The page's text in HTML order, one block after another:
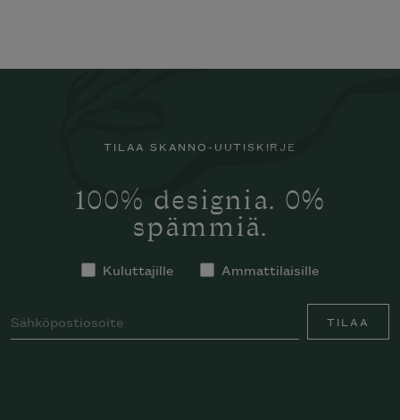
TILAA SKANNO-UUTISKIRJE
100% designia. 0%
spämmiä.
Kuluttajille Ammattilaisille
TILAA